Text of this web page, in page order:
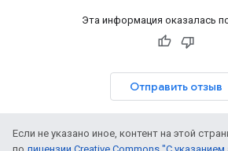
Эта информация оказалась
Отправить отзыв
Если не указано иное, контент на этой